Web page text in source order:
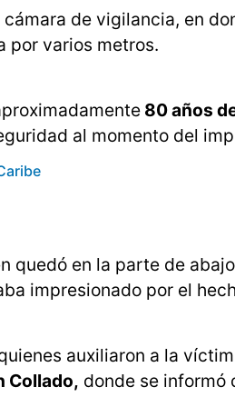
de vigilancia, en
por varios metros.
80 años
al momento del
quedó en la parte de
impresionado por el
auxiliaron a la
Collado, donde se informó